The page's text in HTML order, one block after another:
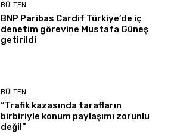
BÜLTEN
BNP Paribas Cardif Türkiye’de iç
denetim görevine Mustafa Güneş
getirildi
BÜLTEN
“Trafik kazasında tarafların
birbiriyle konum paylaşımı zorunlu
değil”